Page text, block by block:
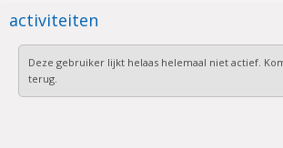
activiteiten
Deze gebruiker lijkt helaas helemaal niet actief.
terug.